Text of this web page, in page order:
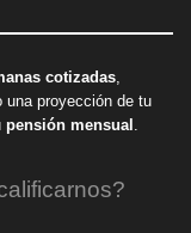
cotizadas
una proyección de tu
pensión mensual